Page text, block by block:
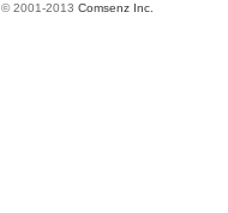
© 2001-2013 Comsenz Inc.